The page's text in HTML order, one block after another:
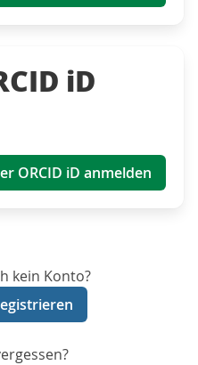
iD
ORCID iD anmelden
kein Konto?